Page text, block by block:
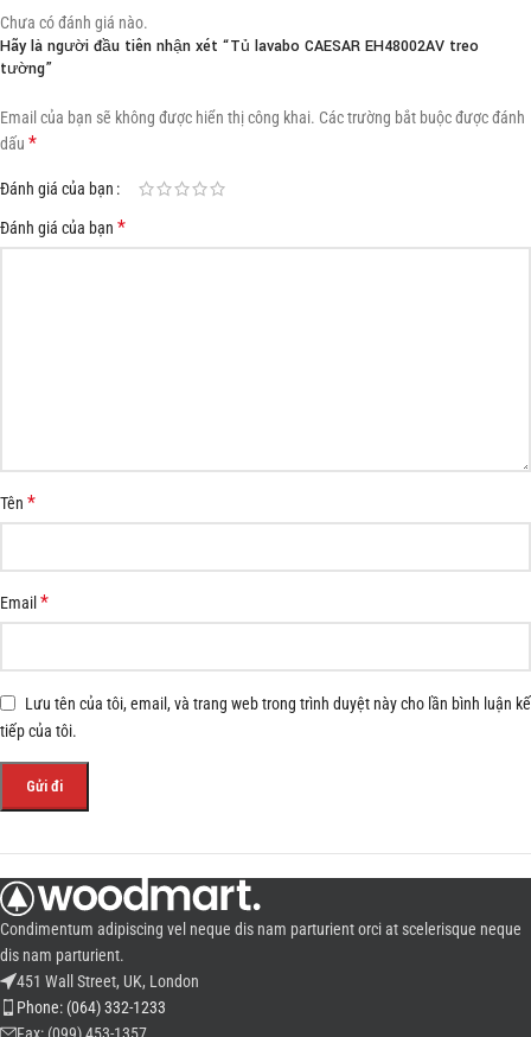
Chưa có đánh giá nào.
Hãy là người đầu tiên nhận xét “Tủ lavabo CAESAR EH48002AV treo
tường”
Email của bạn sẽ không được hiển thị công khai. Các trường bắt buộc được đánh
dấu *
Đánh giá của bạn
Đánh giá của bạn *
Tên *
Email*
Lưu tên của tôi, email, và trang web trong trình duyệt này cho lần bình luận kế
tiếp của tôi.
Condimentum adipiscing vel neque dis nam parturient orci at scelerisque neque
dis nam parturient.
451 Wall Street, UK, London
Phone: (064) 332-1233
Fax: (099) 453-1357